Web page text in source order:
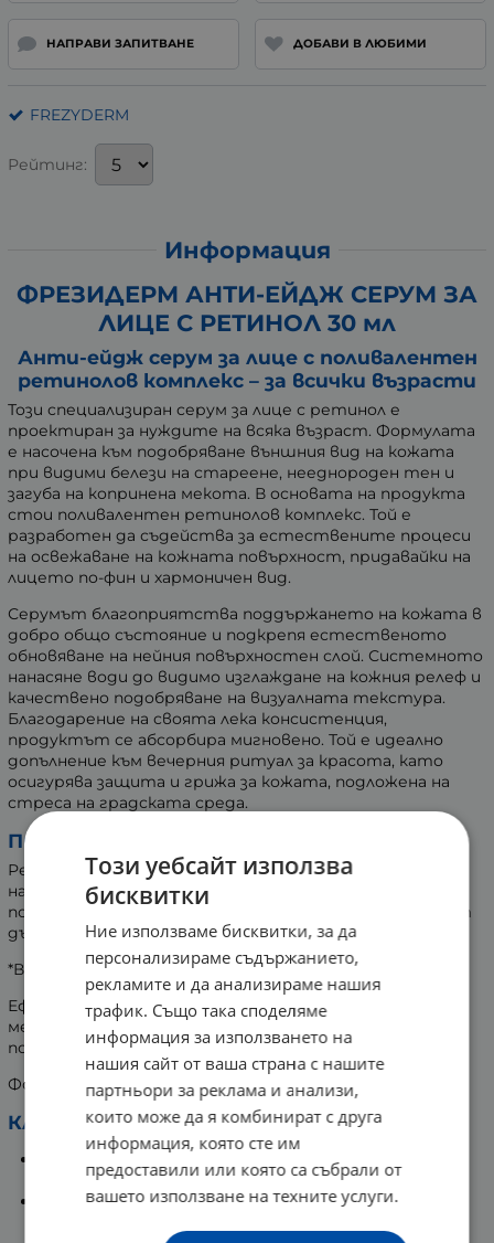
НАПРАВИ ЗАПИТВАНЕ ДОБАВИ В ЛЮБИМИ
FREZYDERM
Рейтинг:
Информация
ФРЕЗИДЕРМ АНТИ-ЕЙДЖ СЕРУМ ЗА
ЛИЦЕ С РЕТИНОЛ 30 мл
Анти-ейдж серум за лице с поливалентен
ретинолов комплекс – за всички възрасти
Този специализиран серум за лице с ретинол е
проектиран за нуждите на всяка възраст. Формулата
е насочена към подобряване външния вид на кожата
при видими белези на стареене, нееднороден тен и
загуба на копринена мекота. В основата на продукта
стои поливалентен ретинолов комплекс. Той е
разработен да съдейства за естествените процеси
на освежаване на кожната повърхност, придавайки на
лицето по-фин и хармоничен вид.
Серумът благоприятства поддържането на кожата в
добро общо състояние и подкрепя естественото
обновяване на нейния повърхностен слой. Системното
нанасяне води до видимо изглаждане на кожния релеф и
качествено подобряване на визуалната текстура.
Благодарение на своята лека консистенция,
продуктът се абсорбира мигновено. Той е идеално
допълнение към вечерния ритуал за красота, като
осигурява защита и грижа за кожата, подложена на
стреса на градската среда.
Предимства и резултати:
Резултати от клинични изпитвания сочат визуално
намаляване на бръчките: до 61% от общата им
повърхност, до 42% от тяхната дължина и до 38% от
дълбочината им.*
*Въз основа на проведени тестове.
Ефикасна козметична алтернатива на инвазивните
методи. Продуктът е отлично решение за
поддържащ режим след естетични корекции.
Формулата е преминала дерматологичен контрол.
Ключови предимства:
Комбинираното действие на ретиноловия
комплекс осигурява цялостна грижа.
Стабилизираната форма на ретинола гарантира
Този уебсайт използва
бисквитки
Ние използваме бисквитки, за да
персонализираме съдържанието,
рекламите и да анализираме нашия
трафик. Също така споделяме
информация за използването на
нашия сайт от ваша страна с нашите
партньори за реклама и анализи,
които може да я комбинират с друга
информация, която сте им
предоставили или която са събрали от
вашето използване на техните услуги.